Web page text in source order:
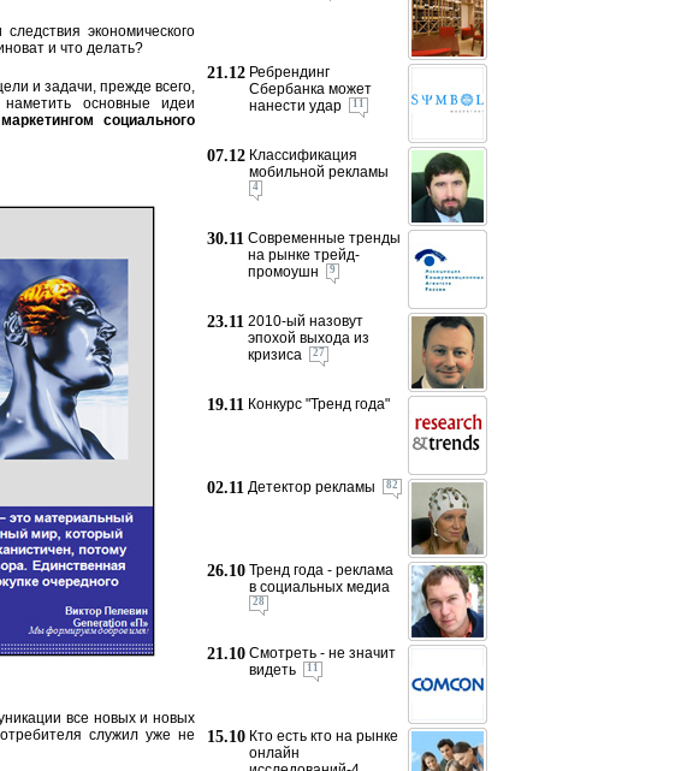
экономического
и что делать?
и задачи, прежде всего,
основные идеи
социального
все новых и новых
служил уже не
21.12 Ребрендинг
Сбербанка может
нанести удар
11
07.12 Классификация
мобильной рекламы
4
30.11 Современные тренды
на рынке трейд-
промоушн
9
23.11 2010-ый назовут
эпохой выхода из
кризиса
27
19.11 Конкурс "Тренд года"
02.11 Детектор рекламы 82
26.10 Тренд года - реклама
в социальных медиа
28
21.10 Смотреть - не значит
видеть
11
15.10 Кто есть кто на рынке
онлайн